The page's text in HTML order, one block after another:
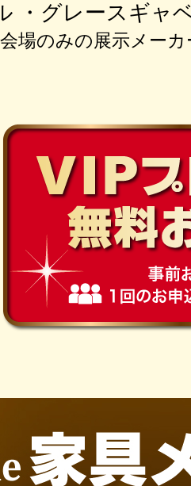
・グレースギ
のみの展示メーカ